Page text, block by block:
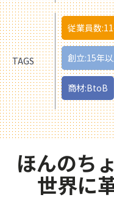
TAGS
従業員数
創立:15年
商材:BtoB
ほんのち
世界に